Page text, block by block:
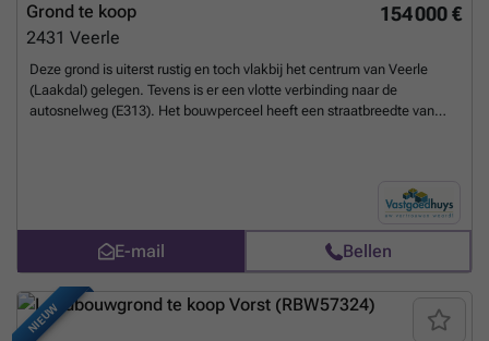
154 000 €
Grond te koop
2431 Veerle
Deze grond is uiterst rustig en toch vlakbij het centrum van Veerle
(Laakdal) gelegen. Tevens is er een vlotte verbinding naar de
autosnelweg (E313). Het bouwperceel heeft een straatbreedte van
bouwverplichting! Een ideaal perceel om een mooie gezinswoning op
te bouwen! Interesse? Neem vrijblijvend contact op en vraag de
bouwvoorschriften op! Kenneth ( ### ) op ### of Melissa ( ### )
Meer weten?
E-mail Bellen
NIEUW